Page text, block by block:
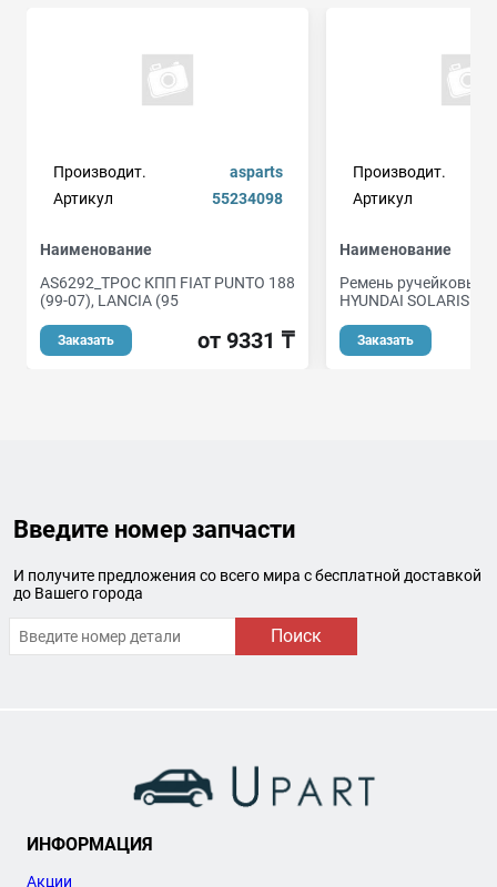
Производит.
asparts
Артикул
55234098
Наименование
AS6292_ТРОС КПП FIAT PUNTO 188
(99-07), LANCIA (95
Заказать от 9331 ₸
Производит.
Артикул
Наименование
Ремень ручейковый
HYUNDAI SOLARIS с
Заказать
Введите номер запчасти
И получите предложения со всего мира с бесплатной доставкой
до Вашего города
Поиск
ИНФОРМАЦИЯ
Акции